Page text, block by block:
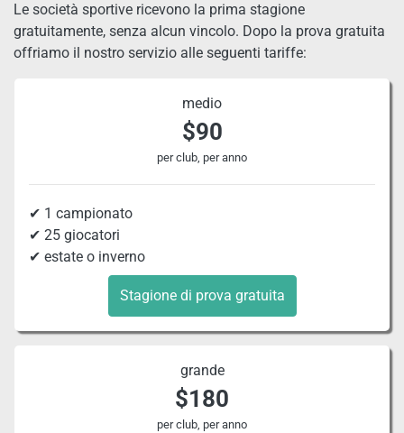
Le società sportive ricevono la prima stagione
gratuitamente, senza alcun vincolo. Dopo la prova gratuita
offriamo il nostro servizio alle seguenti tariffe:
medio
$90
per club, per anno
✔ 1 campionato
✔ 25 giocatori
✔ estate o inverno
Stagione di prova gratuita
grande
$180
per club, per anno